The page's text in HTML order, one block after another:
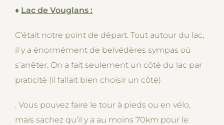
♦ Lac de Vouglans :
C’était notre point de départ. Tout autour du lac,
il y a énormément de belvédères sympas où
s’arrêter. On a fait seulement un côté du lac par
praticité (il fallait bien choisir un côté)
. Vous pouvez faire le tour à pieds ou en vélo,
mais sachez qu’il y a au moins 70km pour le